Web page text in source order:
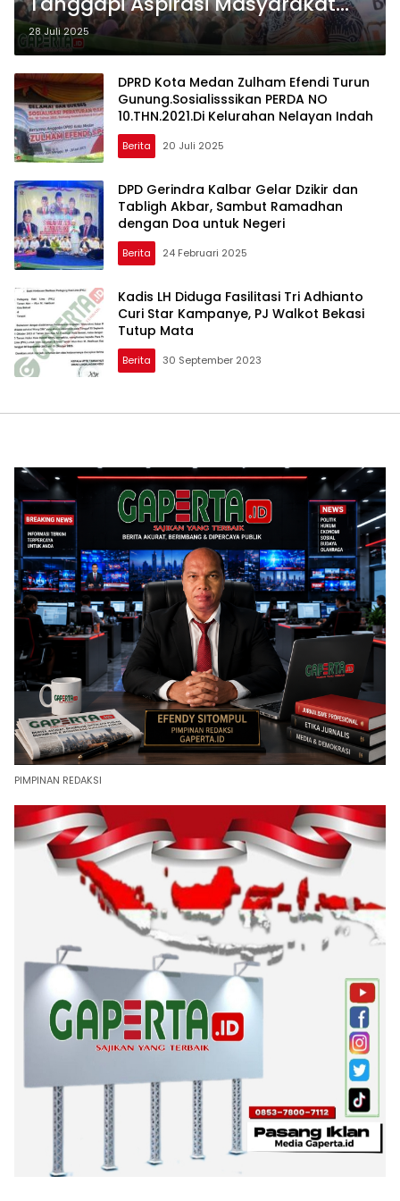
Saat Gelar Reses Di Belawan
28 Juli 2025
DPRD Kota Medan Zulham Efendi Turun
Gunung.Sosialisssikan PERDA NO
10.THN.2021.Di Kelurahan Nelayan Indah
Berita 20 Juli 2025
DPD Gerindra Kalbar Gelar Dzikir dan
Tabligh Akbar, Sambut Ramadhan
dengan Doa untuk Negeri
Berita 24 Februari 2025
Kadis LH Diduga Fasilitasi Tri Adhianto
Curi Star Kampanye, PJ Walkot Bekasi
Tutup Mata
Berita 30 September 2023
PIMPINAN REDAKSI